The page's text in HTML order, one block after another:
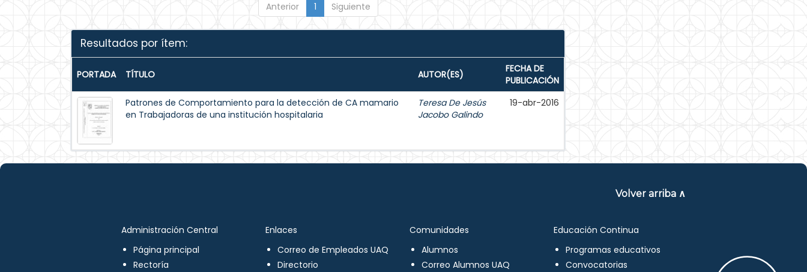
Anterior 1 Siguiente
Resultados por ítem:
PORTADA TÍTULO AUTOR(ES)
FECHA DE
PUBLICACIÓN
Patrones de Comportamiento para la detección de CA mamario
en Trabajadoras de una institución hospitalaria
Teresa De Jesús
Jacobo Galindo
19-abr-2016
Volver arriba ∧
Administración Central
Página principal
Rectoría
Enlaces
Correo de Empleados UAQ
Directorio
Comunidades
Alumnos
Correo Alumnos UAQ
Educación Continua
Programas educativos
Convocatorias